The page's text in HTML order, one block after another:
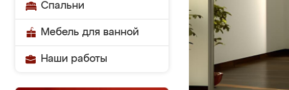
Спальни
Мебель для ванной
Наши работы